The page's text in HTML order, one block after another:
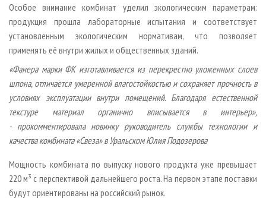
Особое внимание комбинат уделил экологическим параметрам:
продукция прошла лабораторные испытания и соответствует
установленным экологическим нормативам, что позволяет
применять её внутри жилых и общественных зданий.
«Фанера марки ФК изготавливается из перекрестно уложенных слоев
шпона, отличается умеренной влагостойкостью и сохраняет прочность в
условиях эксплуатации внутри помещений. Благодаря естественной
текстуре материал органично вписывается в интерьер»,
- прокомментировала новинку руководитель службы технологии и
качества комбината «Свеза» в Уральском Юлия Подозерова
Мощность комбината по выпуску нового продукта уже превышает
220 м³ с перспективой дальнейшего роста. На первом этапе поставки
будут ориентированы на российский рынок.